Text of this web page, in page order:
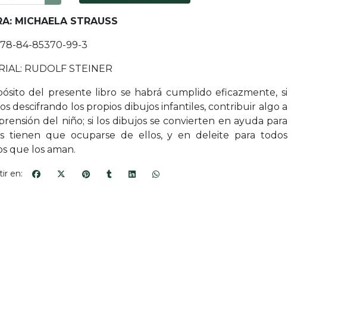
MICHAELA STRAUSS
84-85370-99-3
RUDOLF STEINER
del presente libro se habrá cumplido eficazmente, si
descifrando los propios dibujos infantiles, contribuir algo a
del niño; si los dibujos se convierten en ayuda para
tienen que ocuparse de ellos, y en deleite para todos
que los aman.
en: